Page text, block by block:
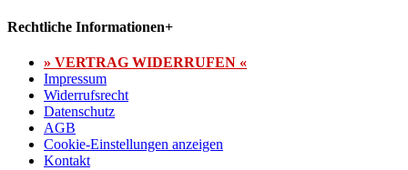
Rechtliche Informationen+
» VERTRAG WIDERRUFEN «
Impressum
Widerrufsrecht
Datenschutz
AGB
Cookie-Einstellungen anzeigen
Kontakt